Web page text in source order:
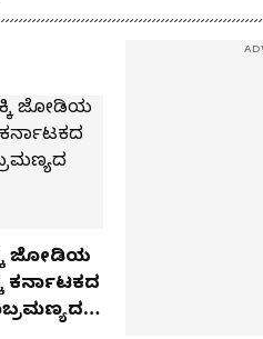
ಜೋಡಿಯ
ಕರ್ನಾಟಕದ